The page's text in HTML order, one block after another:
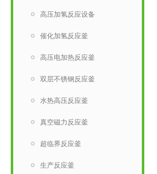
高压加氢反应设备
催化加氢反应釜
高压电加热反应釜
双层不锈钢反应釜
水热高压反应釜
真空磁力反应釜
超临界反应釜
生产反应釜